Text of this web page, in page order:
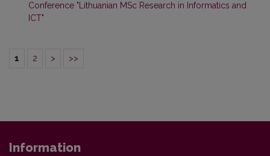
Conference "Lithuanian MSc Research in Informatics and
ICT"
1 2 > >>
Information